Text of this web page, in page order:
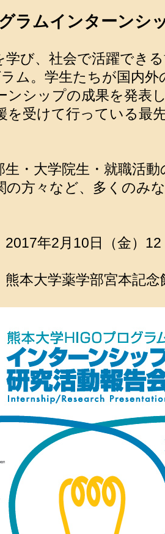
ラムインターンシ
学び、社会で活躍でき
ム。学生たちが国内
ンシップの成果を発表
を受けて行っている最
生・大学院生・就職活
の方々など、多くのみ
年2月10日（金）12
本大学薬学部宮本記念